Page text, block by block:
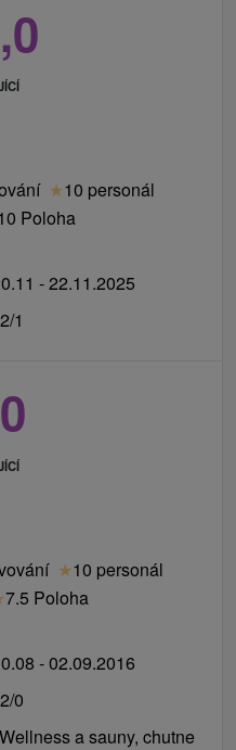
lyžařských
- 10.00 hod.
v restauraci hotelu
koutek se dvěma
★10 personál
Poloha
- 22.11.2025
2/1
★10 personál
7.5 Poloha
- 02.09.2016
2/0
a sauny, chutne